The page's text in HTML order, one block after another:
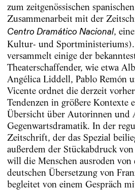
zum zeitgenössischen
Zusammenarbeit mit der
Centro Dramático Nacional,
Kultur- und Sportministeriums).
versammelt einige der
Theaterschaffender, wie etwa
Angélica Liddell, Pablo Remón
Vicente ordnet die derzeit
Tendenzen in größere Kontexte
Übersicht über Autorinnen und
Gegenwartsdramatik. In der
Zeitschrift, der das Spezial
außerdem der Stückabdruck
will die Menschen ausroden
deutschen Übersetzung von
begleitet von einem Gespräch